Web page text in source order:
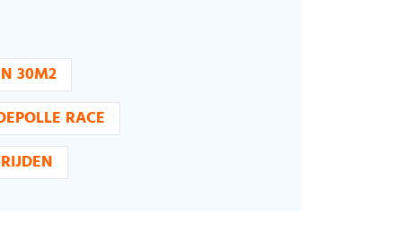
30M2
RACE